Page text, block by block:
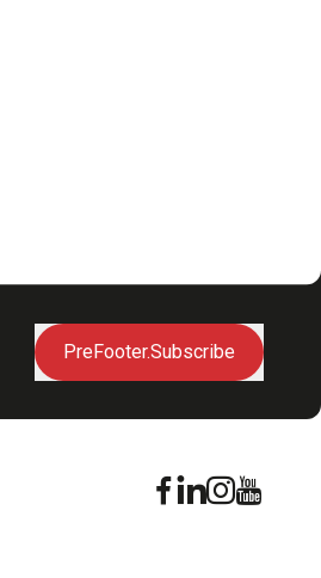
PreFooter.Subscribe